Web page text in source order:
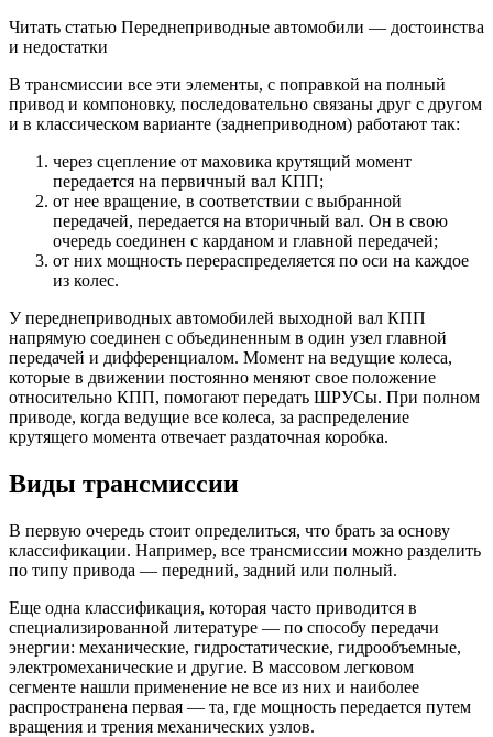
Читать статью Переднеприводные автомобили — достоинства
и недостатки
В трансмиссии все эти элементы, с поправкой на полный
привод и компоновку, последовательно связаны друг с другом
и в классическом варианте (заднеприводном) работают так:
через сцепление от маховика крутящий момент
передается на первичный вал КПП;
от нее вращение, в соответствии с выбранной
передачей, передается на вторичный вал. Он в свою
очередь соединен с карданом и главной передачей;
от них мощность перераспределяется по оси на каждое
из колес.
У переднеприводных автомобилей выходной вал КПП
напрямую соединен с объединенным в один узел главной
передачей и дифференциалом. Момент на ведущие колеса,
которые в движении постоянно меняют свое положение
относительно КПП, помогают передать ШРУСы. При полном
приводе, когда ведущие все колеса, за распределение
крутящего момента отвечает раздаточная коробка.
Виды трансмиссии
В первую очередь стоит определиться, что брать за основу
классификации. Например, все трансмиссии можно разделить
по типу привода — передний, задний или полный.
Еще одна классификация, которая часто приводится в
специализированной литературе — по способу передачи
энергии: механические, гидростатические, гидрообъемные,
электромеханические и другие. В массовом легковом
сегменте нашли применение не все из них и наиболее
распространена первая — та, где мощность передается путем
вращения и трения механических узлов.